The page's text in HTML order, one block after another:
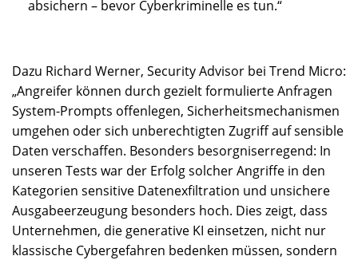
absichern – bevor Cyberkriminelle es tun.“
Dazu Richard Werner, Security Advisor bei Trend Micro:
„Angreifer können durch gezielt formulierte Anfragen
System-Prompts offenlegen, Sicherheitsmechanismen
umgehen oder sich unberechtigten Zugriff auf sensible
Daten verschaffen. Besonders besorgniserregend: In
unseren Tests war der Erfolg solcher Angriffe in den
Kategorien sensitive Datenexfiltration und unsichere
Ausgabeerzeugung besonders hoch. Dies zeigt, dass
Unternehmen, die generative KI einsetzen, nicht nur
klassische Cybergefahren bedenken müssen, sondern